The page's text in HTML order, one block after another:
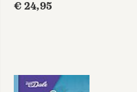
€ 24,95